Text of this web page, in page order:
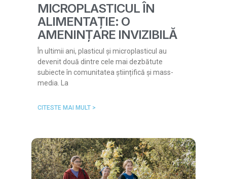
MICROPLASTICUL ÎN
ALIMENTAȚIE: O
AMENINȚARE INVIZIBILĂ
În ultimii ani, plasticul și microplasticul au
devenit două dintre cele mai dezbătute
subiecte în comunitatea științifică și mass-
media. La
CITESTE MAI MULT >